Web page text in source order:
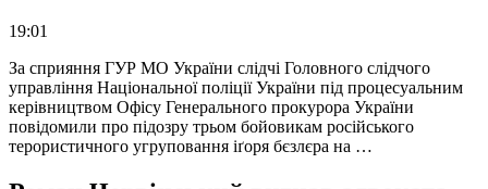
19:01
За сприяння ГУР МО України слідчі Головного слідчого
управління Національної поліції України під процесуальним
керівництвом Офісу Генерального прокурора України
повідомили про підозру трьом бойовикам російського
терористичного угруповання іґоря бєзлєра на …